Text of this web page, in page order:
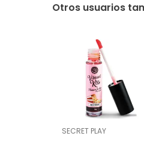
Otros usuarios
SECRET PLAY